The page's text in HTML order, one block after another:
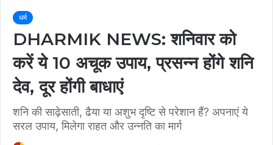
धर्म
DHARMIK NEWS: शनिवार को
करें ये 10 अचूक उपाय, प्रसन्न होंगे शनि
देव, दूर होंगी बाधाएं
शनि की साढ़ेसाती, ढैया या अशुभ दृष्टि से परेशान हैं? अपनाएं ये
सरल उपाय, मिलेगा राहत और उन्नति का मार्ग